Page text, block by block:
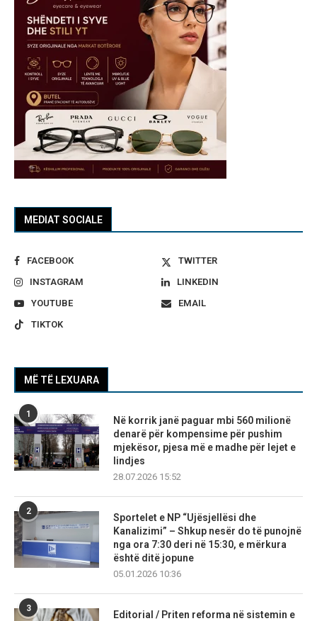
MEDIAT SOCIALE
FACEBOOK
TWITTER
INSTAGRAM
LINKEDIN
YOUTUBE
EMAIL
TIKTOK
MË TË LEXUARA
1
Në korrik janë paguar mbi 560 milionë
denarë për kompensime për pushim
mjekësor, pjesa më e madhe për lejet e
lindjes
28.07.2026 15:52
2
Sportelet e NP “Ujësjellësi dhe
Kanalizimi” – Shkup nesër do të punojnë
nga ora 7:30 deri në 15:30, e mërkura
është ditë jopune
05.01.2026 10:36
3
Editorial / Priten reforma në sistemin e